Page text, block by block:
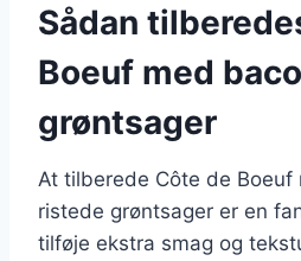
Sådan
Boeuf med
grøntsager
At tilberede Côte de Boeuf
ristede grøntsager er en
tilføje ekstra smag og